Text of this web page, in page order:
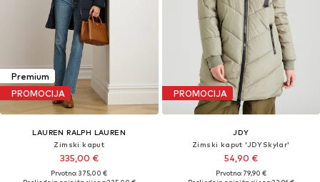
Premium
PROMOCIJA
LAUREN RALPH LAUREN
Zimski kaput
335,00 €
Prvotno: 375,00 €
PROMOCIJA
JDY
Zimski kaput 'JDYSkylar'
54,90 €
Prvotno: 79,90 €